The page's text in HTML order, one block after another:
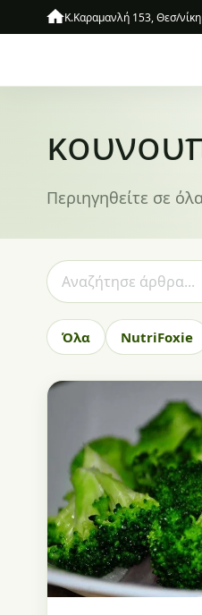
Skip to contentΚ.Καραμανλή 153, Θεσ/νίκη
Περιηγηθείτε σε
Αναζήτηση άρθρων
Όλα NutriFoxie